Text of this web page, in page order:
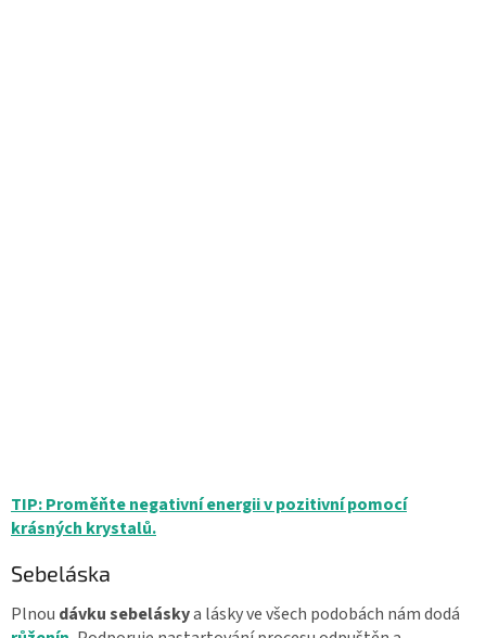
TIP: Proměňte negativní energii v pozitivní pomocí
krásných krystalů.
Sebeláska
Plnou dávkusebeláskya lásky ve všech podobách nám dodá